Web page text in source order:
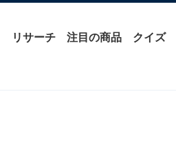
リサーチ 注目の商品 クイズ